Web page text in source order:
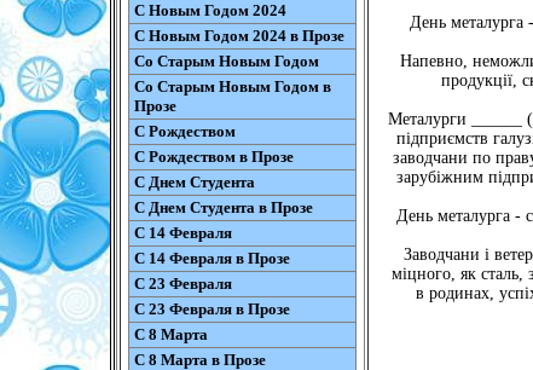
С Новым Годом 2024
С Новым Годом 2024 в Прозе
Со Старым Новым Годом
Со Старым Новым Годом в
Прозе
С Рождеством
С Рождеством в Прозе
С Днем Студента
С Днем Студента в Прозе
С 14 Февраля
С 14 Февраля в Прозе
С 23 Февраля
С 23 Февраля в Прозе
С 8 Марта
С 8 Марта в Прозе
День металурга
Напевно,
продукції,
Металурги ______
підприємств
заводчани по
зарубіжним
День металурга -
Заводчани і
міцного, як сталь,
в родинах,